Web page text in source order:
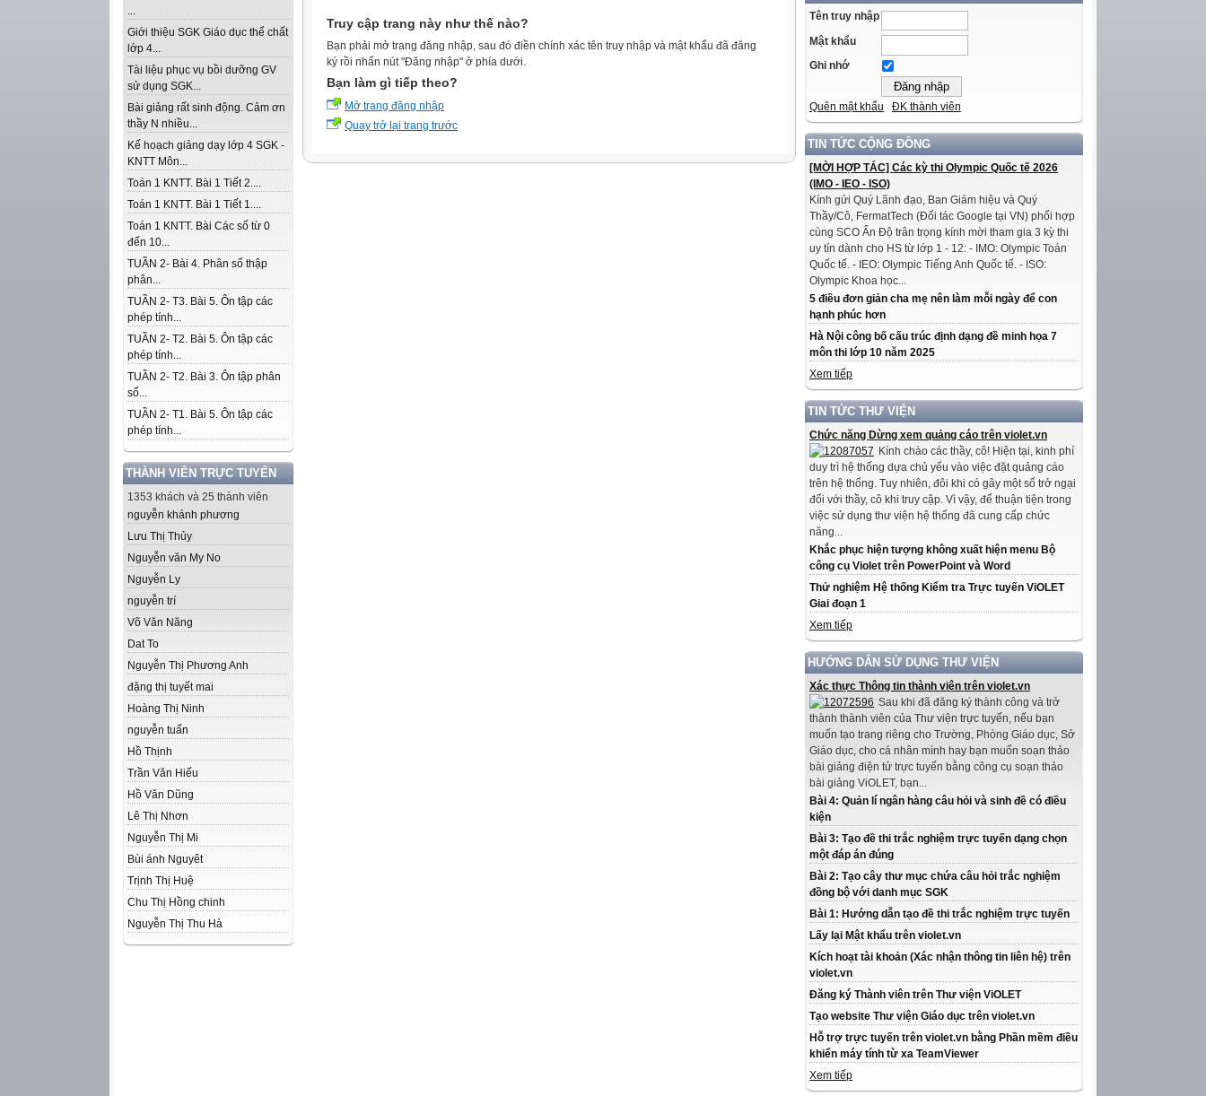
...
Giới thiệu SGK Giáo dục thể chất
lớp 4...
Tài liệu phục vụ bồi dưỡng GV
sử dụng SGK...
Bài giảng rất sinh động. Cảm ơn
thầy N nhiều...
Kế hoạch giảng dạy lớp 4 SGK -
KNTT Môn...
Toán 1 KNTT. Bài 1 Tiết 2....
Toán 1 KNTT. Bài 1 Tiết 1....
Toán 1 KNTT. Bài Các số từ 0
đến 10...
TUẦN 2- Bài 4. Phân số thập
phân...
TUẦN 2- T3. Bài 5. Ôn tập các
phép tính...
TUẦN 2- T2. Bài 5. Ôn tập các
phép tính...
TUẦN 2- T2. Bài 3. Ôn tập phân
số...
TUẦN 2- T1. Bài 5. Ôn tập các
phép tính...
THÀNH VIÊN TRỰC TUYẾN
1353 khách và 25 thành viên
nguyễn khánh phương
Lưu Thị Thủy
Nguyễn văn My No
Nguyễn Ly
nguyễn trí
Võ Văn Năng
Dat To
Nguyễn Thị Phương Anh
đặng thị tuyết mai
Hoàng Thị Ninh
nguyễn tuấn
Hồ Thịnh
Trần Văn Hiếu
Hồ Văn Dũng
Lê Thị Nhơn
Nguyễn Thị Mi
Bùi ánh Nguyêt
Trịnh Thị Huệ
Chu Thị Hồng chinh
Nguyễn Thị Thu Hà
Tên truy nhập
Mật khẩu
Ghi nhớ
Quên mật khẩu ĐK thành viên
TIN TỨC CỘNG ĐỒNG
[MỜI HỢP TÁC] Các kỳ thi Olympic Quốc tế 2026
(IMO - IEO - ISO)
Kính gửi Quý Lãnh đạo, Ban Giám hiệu và Quý
Thầy/Cô, FermatTech (Đối tác Google tại VN) phối hợp
cùng SCO Ấn Độ trân trọng kính mời tham gia 3 kỳ thi
uy tín dành cho HS từ lớp 1 - 12: - IMO: Olympic Toán
Quốc tế. - IEO: Olympic Tiếng Anh Quốc tế. - ISO:
Olympic Khoa học...
5 điều đơn giản cha mẹ nên làm mỗi ngày để con
hạnh phúc hơn
Hà Nội công bố cấu trúc định dạng đề minh họa 7
môn thi lớp 10 năm 2025
Xem tiếp
TIN TỨC THƯ VIỆN
Chức năng Dừng xem quảng cáo trên violet.vn
Kính chào các thầy, cô! Hiện tại, kinh phí
duy trì hệ thống dựa chủ yếu vào việc đặt quảng cáo
trên hệ thống. Tuy nhiên, đôi khi có gây một số trở ngại
đối với thầy, cô khi truy cập. Vì vậy, để thuận tiện trong
việc sử dụng thư viện hệ thống đã cung cấp chức
năng...
Khắc phục hiện tượng không xuất hiện menu Bộ
công cụ Violet trên PowerPoint và Word
Thử nghiệm Hệ thống Kiểm tra Trực tuyến ViOLET
Giai đoạn 1
Xem tiếp
HƯỚNG DẪN SỬ DỤNG THƯ VIỆN
Xác thực Thông tin thành viên trên violet.vn
Sau khi đã đăng ký thành công và trở
thành thành viên của Thư viện trực tuyến, nếu bạn
muốn tạo trang riêng cho Trường, Phòng Giáo dục, Sở
Giáo dục, cho cá nhân mình hay bạn muốn soạn thảo
bài giảng điện tử trực tuyến bằng công cụ soạn thảo
bài giảng ViOLET, bạn...
Bài 4: Quản lí ngân hàng câu hỏi và sinh đề có điều
kiện
Bài 3: Tạo đề thi trắc nghiệm trực tuyến dạng chọn
một đáp án đúng
Bài 2: Tạo cây thư mục chứa câu hỏi trắc nghiệm
đồng bộ với danh mục SGK
Bài 1: Hướng dẫn tạo đề thi trắc nghiệm trực tuyến
Lấy lại Mật khẩu trên violet.vn
Kích hoạt tài khoản (Xác nhận thông tin liên hệ) trên
violet.vn
Đăng ký Thành viên trên Thư viện ViOLET
Tạo website Thư viện Giáo dục trên violet.vn
Hỗ trợ trực tuyến trên violet.vn bằng Phần mềm điều
khiển máy tính từ xa TeamViewer
Xem tiếp
Truy cập trang này như thế nào?
Bạn phải mở trang đăng nhập, sau đó điền chính xác tên truy nhập và mật khẩu đã đăng
ký rồi nhấn nút "Đăng nhập" ở phía dưới.
Bạn làm gì tiếp theo?
Mở trang đăng nhập
Quay trở lại trang trước